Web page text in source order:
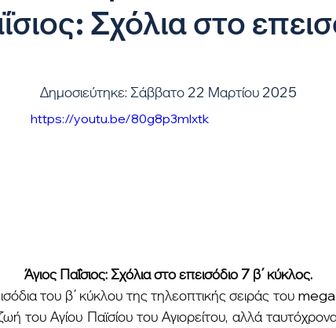
Σχόλια στο
Δημοσιεύτηκε: Σάββατο 22 Μαρτίου 2025
https://youtu.be/80g8p3mlxtk
Άγιος Παΐσιος: Σχόλια στο επεισόδιο 7 β΄ κύκλος.
του Αγίου Παϊσίου του Αγιορείτου, αλλά